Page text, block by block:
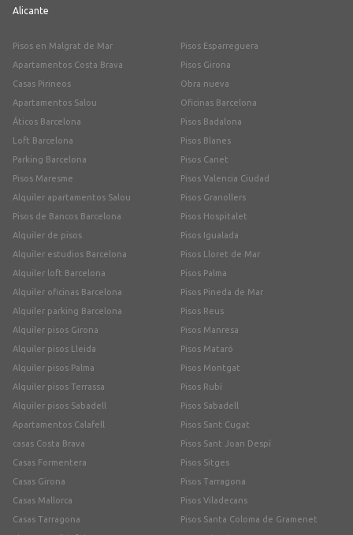
Alicante
Pisos en Malgrat de Mar
Apartamentos Costa Brava
Casas Pirineos
Apartamentos Salou
Áticos Barcelona
Loft Barcelona
Parking Barcelona
Pisos Maresme
Alquiler apartamentos Salou
Pisos de Bancos Barcelona
Alquiler de pisos
Alquiler estudios Barcelona
Alquiler loft Barcelona
Alquiler oficinas Barcelona
Alquiler parking Barcelona
Alquiler pisos Girona
Alquiler pisos Lleida
Alquiler pisos Palma
Alquiler pisos Terrassa
Alquiler pisos Sabadell
Apartamentos Calafell
casas Costa Brava
Casas Formentera
Casas Girona
Casas Mallorca
Casas Tarragona
Pisos Esparreguera
Pisos Girona
Obra nueva
Oficinas Barcelona
Pisos Badalona
Pisos Blanes
Pisos Canet
Pisos Valencia Ciudad
Pisos Granollers
Pisos Hospitalet
Pisos Igualada
Pisos Lloret de Mar
Pisos Palma
Pisos Pineda de Mar
Pisos Reus
Pisos Manresa
Pisos Mataró
Pisos Montgat
Pisos Rubí
Pisos Sabadell
Pisos Sant Cugat
Pisos Sant Joan Despí
Pisos Sitges
Pisos Tarragona
Pisos Viladecans
Pisos Santa Coloma de Gramenet